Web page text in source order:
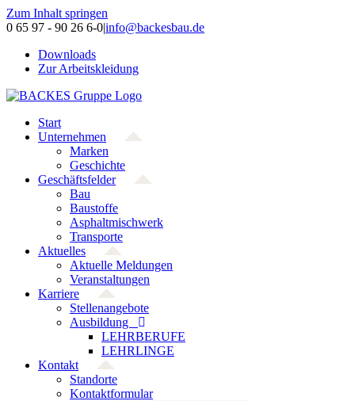
Zum Inhalt springen
0 65 97 - 90 26 6-0|info@backesbau.de
Downloads
Zur Arbeitskleidung
Start
Unternehmen
Marken
Geschichte
Geschäftsfelder
Bau
Baustoffe
Asphaltmischwerk
Transporte
Aktuelles
Aktuelle Meldungen
Veranstaltungen
Karriere
Stellenangebote
Ausbildung
LEHRBERUFE
LEHRLINGE
Kontakt
Standorte
Kontaktformular